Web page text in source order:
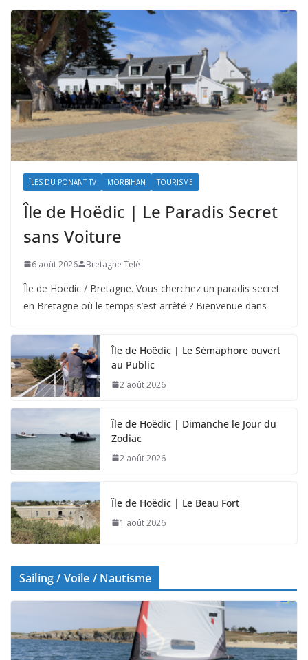
ÎLES DU PONANT TV MORBIHAN TOURISME
Île de Hoëdic | Le Paradis Secret
sans Voiture
6 août 2026 Bretagne Télé
Île de Hoëdic / Bretagne. Vous cherchez un paradis secret
en Bretagne où le temps s’est arrêté ? Bienvenue dans
Île de Hoëdic | Le Sémaphore ouvert
au Public
2 août 2026
Île de Hoëdic | Dimanche le Jour du
Zodiac
2 août 2026
Île de Hoëdic | Le Beau Fort
1 août 2026
Sailing / Voile / Nautisme